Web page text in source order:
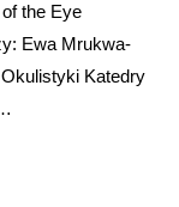
the Eye
Ewa Mrukwa-
Katedry